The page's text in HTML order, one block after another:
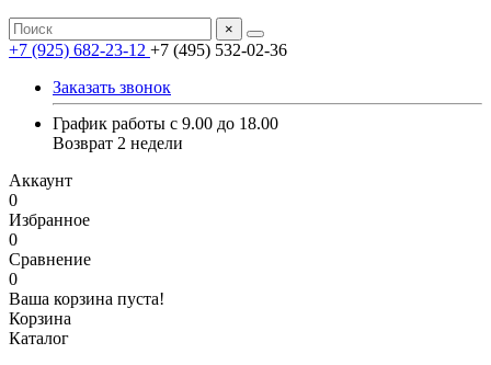
×
+7 (925) 682-23-12 +7 (495) 532-02-36
Заказать звонок
График работы с 9.00 до 18.00
Возврат 2 недели
Аккаунт
0
Избранное
0
Сравнение
0
Ваша корзина пуста!
Корзина
Каталог